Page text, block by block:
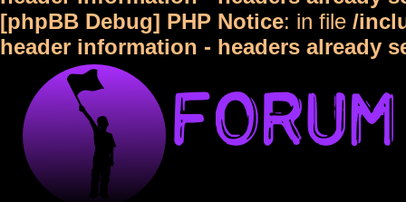
[phpBB Debug] PHP Notice: in file /
header information - headers already